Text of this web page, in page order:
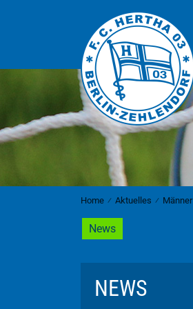
Home ⁄ Aktuelles ⁄ Männer
News
NEWS